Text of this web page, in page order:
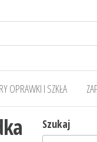
OPRAWKI I SZKŁA
Szukaj